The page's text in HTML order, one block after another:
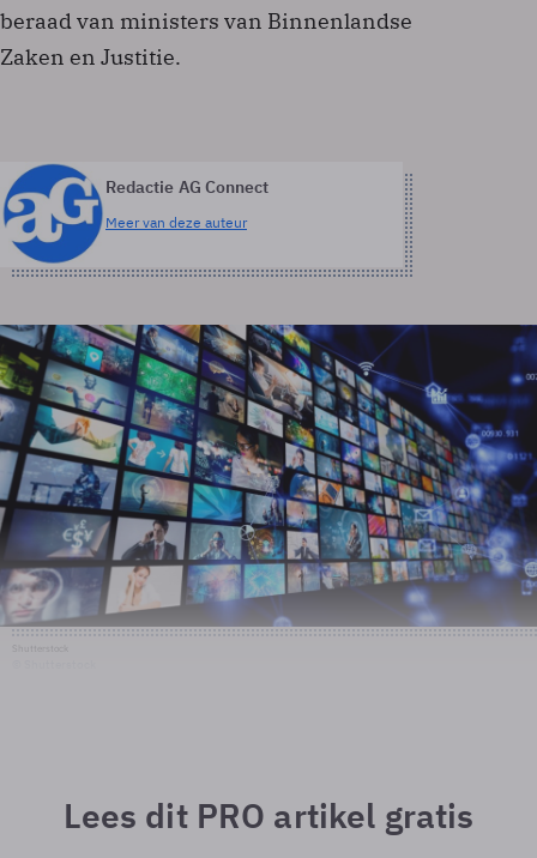
beraad van ministers van Binnenlandse
Zaken en Justitie.
Redactie AG Connect
Meer van deze auteur
Lees dit PRO artikel gratis